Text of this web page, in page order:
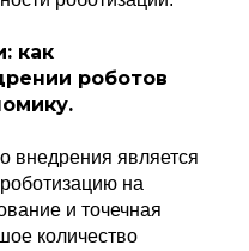
как
роботов
внедрения является
на
и точечная
количество